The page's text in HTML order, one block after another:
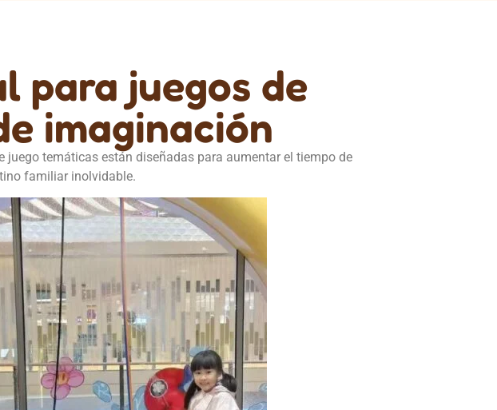
para juegos de
imaginación
temáticas están diseñadas para aumentar el tiempo de
familiar inolvidable.